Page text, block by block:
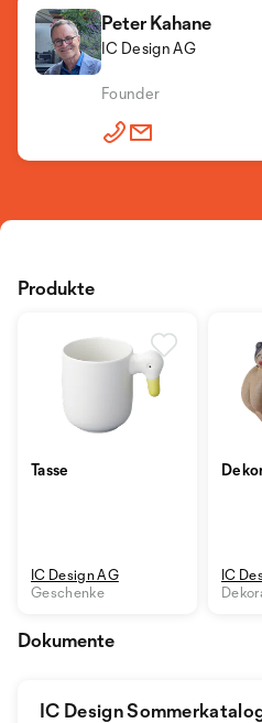
Peter Kahane
IC Design AG
Founder
Tasse
IC Design AG
Geschenke
IC
Produkte
Dokumente
IC Design